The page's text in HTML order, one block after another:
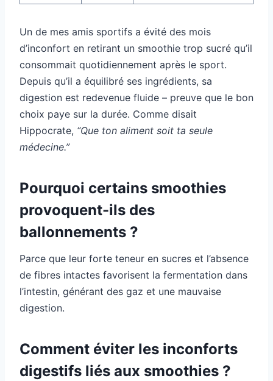
Un de mes amis sportifs a évité des mois
d’inconfort en retirant un smoothie trop sucré qu’il
consommait quotidiennement après le sport.
Depuis qu’il a équilibré ses ingrédients, sa
digestion est redevenue fluide – preuve que le bon
choix paye sur la durée. Comme disait
Hippocrate, “Que ton aliment soit ta seule
médecine.”
Pourquoi certains smoothies
provoquent-ils des
ballonnements ?
Parce que leur forte teneur en sucres et l’absence
de fibres intactes favorisent la fermentation dans
l’intestin, générant des gaz et une mauvaise
digestion.
Comment éviter les inconforts
digestifs liés aux smoothies ?